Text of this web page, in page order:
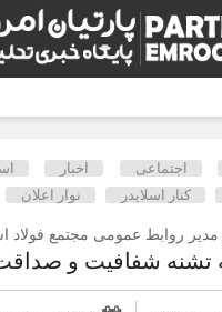
اجتماعی اخبار
کنار اسلایدر نوار اعلان
روابط عمومی مجتمع فولاد
تشنه شفافیت و